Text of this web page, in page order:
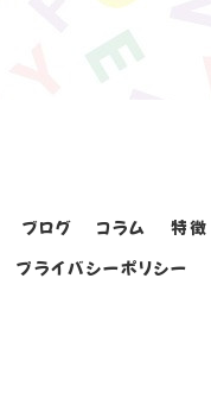
ブログ コラム 特徴
プライバシーポリシー